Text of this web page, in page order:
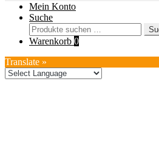
Mein Konto
Suche
Suchen
nach:
Warenkorb 0
Translate »